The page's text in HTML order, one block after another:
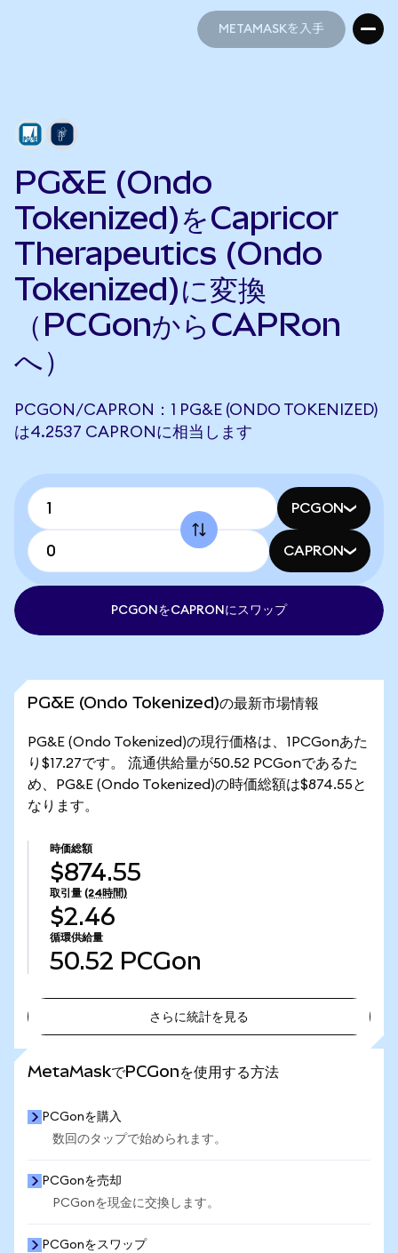
METAMASKを入手
PG&E (Ondo
Tokenized)をCapricor
Therapeutics (Ondo
Tokenized)に変換
（PCGonからCAPRon
へ）
PCGON/CAPRON：1 PG&E (ONDO TOKENIZED)
は4.2537 CAPRONに相当します
PCGON
CAPRON
PCGONをCAPRONにスワップ
PG&E (Ondo Tokenized)の最新市場情報
PG&E (Ondo Tokenized)の現行価格は、1PCGonあた
り$17.27です。 流通供給量が50.52 PCGonであるた
め、PG&E (Ondo Tokenized)の時価総額は$874.55と
なります。
時価総額
$874.55
取引量 (24時間)
$2.46
循環供給量
50.52 PCGon
さらに統計を見る
MetaMaskでPCGonを使用する方法
PCGonを購入
数回のタップで始められます。
PCGonを売却
PCGonを現金に交換します。
PCGonをスワップ